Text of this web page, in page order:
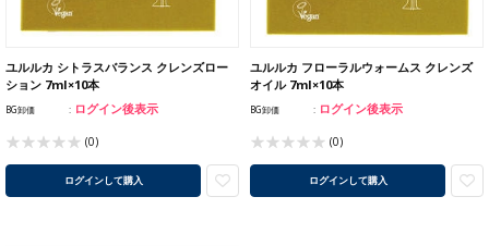
ユルルカ シトラスバランス クレンズロー
ション 7ml×10本
BG卸価 ログイン後表示
(0)
ログインして購入
ユルルカ フローラルウォームス クレンズ
オイル 7ml×10本
BG卸価 ログイン後表示
(0)
ログインして購入